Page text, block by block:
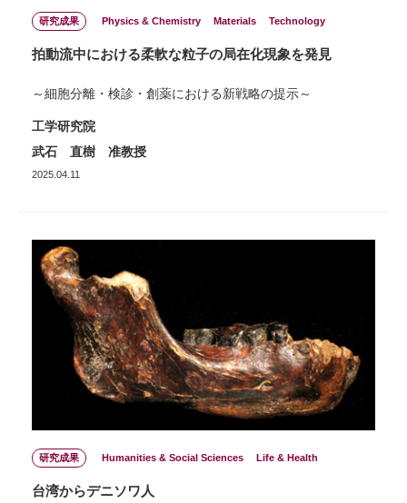
研究成果 Physics & Chemistry Materials Technology
拍動流中における柔軟な粒子の局在化現象を発見
～細胞分離・検診・創薬における新戦略の提示～
工学研究院
武石 直樹 准教授
2025.04.11
研究成果 Humanities & Social Sciences Life & Health
台湾からデニソワ人